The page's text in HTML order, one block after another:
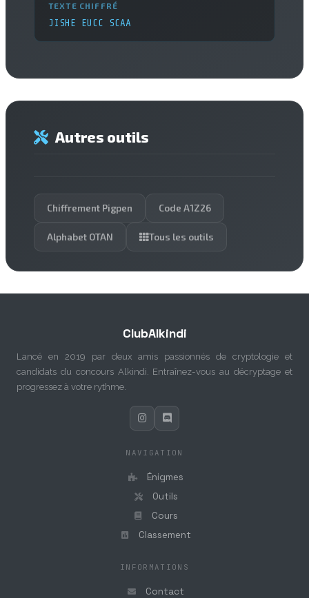
TEXTE CHIFFRÉ
JISHE EUCC SCAA
Autres outils
Chiffrement Pigpen Code A1Z26
Alphabet OTAN Tous les outils
ClubAlkindi
Lancé en 2019 par deux amis passionnés de cryptologie et
candidats du concours Alkindi. Entraînez-vous au décryptage et
progressez à votre rythme.
NAVIGATION
Énigmes
Outils
Cours
Classement
INFORMATIONS
Contact